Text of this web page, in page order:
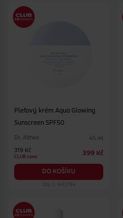
Pleťový krém Aqua Glowing
Sunscreen SPF50
Dr. Althea 45 ml
319 Kč
CLUB cena
399 Kč
DO KOŠÍKU
Obj. č.: 1492194